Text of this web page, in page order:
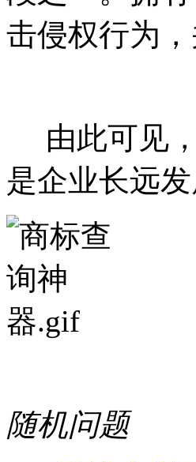
击侵权行为
由此可见，
是企业长远
随机问题